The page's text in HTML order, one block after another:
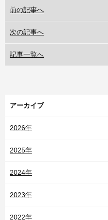
前の記事へ
次の記事へ
記事一覧へ
アーカイブ
2026年
2025年
2024年
2023年
2022年